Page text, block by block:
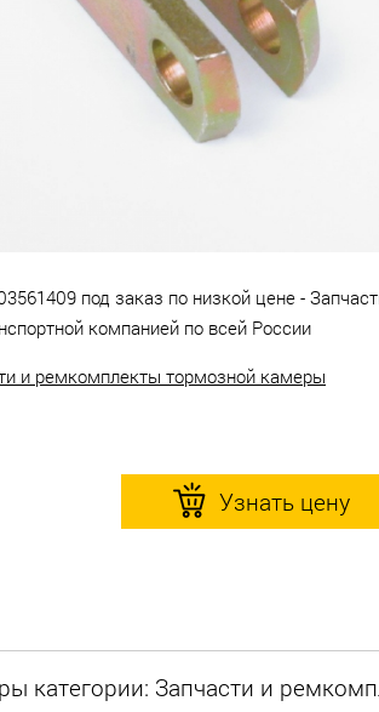
бесплатно
транспортной
в г. Набережные
под заказ по низкой цене -
компанией по всей России
и ремкомплекты тормозной камеры
Узнать цену
категории: Запчасти и